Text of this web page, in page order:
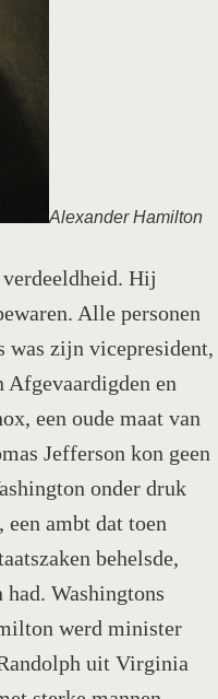
Alexander Hamilton
Hij
Alle personen
was zijn vicepresident,
Afgevaardigden en
een oude maat van
Jefferson kon geen
onder druk
een ambt dat toen
behelsde,
Washingtons
werd minister
uit Virginia